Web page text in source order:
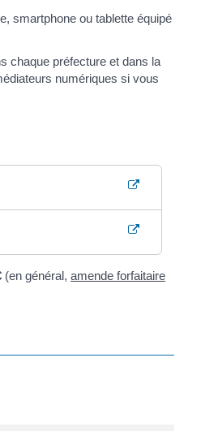
smartphone ou tablette équipé
chaque préfecture et dans la
numériques si vous
(en général, amende forfaitaire